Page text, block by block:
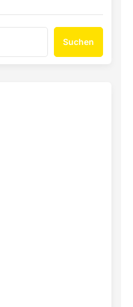
Suchen